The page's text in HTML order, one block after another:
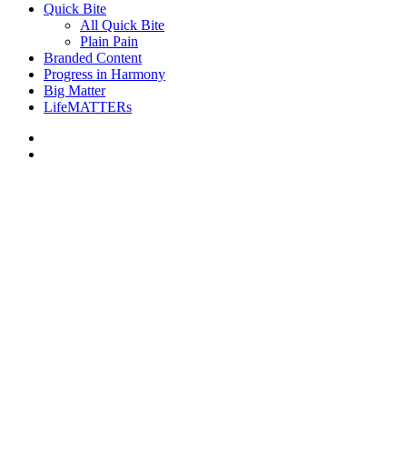
Quick Bite
All Quick Bite
Plain Pain
Branded Content
Progress in Harmony
Big Matter
LifeMATTERs